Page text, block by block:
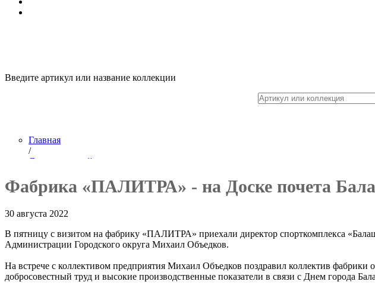
Введите артикул или название коллекции
Главная
/
Лента новостей
Встреча с депутатами Балашихи на ПАЛИТРЕ
Фабрика «ПАЛИТРА» - на Доске почета
30 августа 2022
В пятницу с визитом на фабрику «ПАЛИТРА» приехали директор спорткомплекса
Администрации Городского округа Михаил Объедков.
На встрече с коллективом предприятия Михаил Объедков поздравил коллектив
добросовестный труд и высокие производственные показатели в связи с Днем города